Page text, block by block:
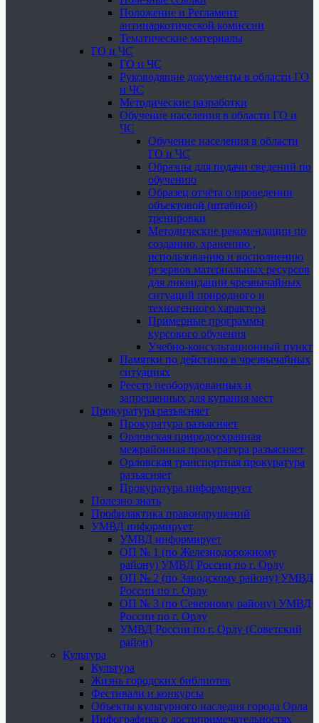
Положение и Регламент
антинаркотической комиссии
Тематические материалы
ГО и ЧС
ГО и ЧС
Руководящие документы в области ГО
и ЧС
Методические разработки
Обучение населения в области ГО и
ЧС
Обучение населения в области
ГО и ЧС
Образцы для подачи сведений по
обучению
Образец отчёта о проведении
объектовой (штабной)
тренировки
Методические рекомендации по
созданию, хранению ,
использованию и восполнению
резервов материальных ресурсов
для ликвидации чрезвычайных
ситуаций природного и
техногенного характера
Примерные программы
курсового обучения
Учебно-консультационный пункт
Памятки по действию в чрезвычайных
ситуациях
Реестр необорудованных и
запрещенных для купания мест
Прокуратура разъясняет
Прокуратура разъясняет
Орловская природоохранная
межрайонная прокуратура разъясняет
Орловская транспортная прокуратура
разъясняет
Прокуратура информирует
Полезно знать
Профилактика правонарушений
УМВД информирует
УМВД информирует
ОП № 1 (по Железнодорожному
району) УМВД России по г. Орлу
ОП № 2 (по Заводскому району) УМВД
России по г. Орлу
ОП № 3 (по Северному району) УМВД
России по г. Орлу
УМВД России по г. Орлу (Советский
район)
Культура
Культура
Жизнь городских библиотек
Фестивали и конкурсы
Объекты культурного наследия города Орла
Инфографика о достопримечательностях